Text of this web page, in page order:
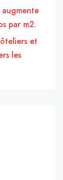
par m2.
et
les